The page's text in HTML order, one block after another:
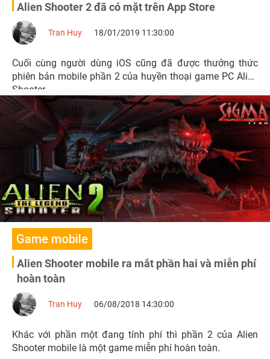
Alien Shooter 2 đã có mặt trên App Store
Tran Huy 18/01/2019 11:30:00
Cuối cùng người dùng iOS cũng đã được thưởng thức
phiên bản mobile phần 2 của huyền thoại game PC Alien
Shooter.
Game mobile
Alien Shooter mobile ra mắt phần hai và miễn phí
hoàn toàn
Tran Huy 06/08/2018 14:30:00
Khác với phần một đang tính phí thì phần 2 của Alien
Shooter mobile là một game miễn phí hoàn toàn.